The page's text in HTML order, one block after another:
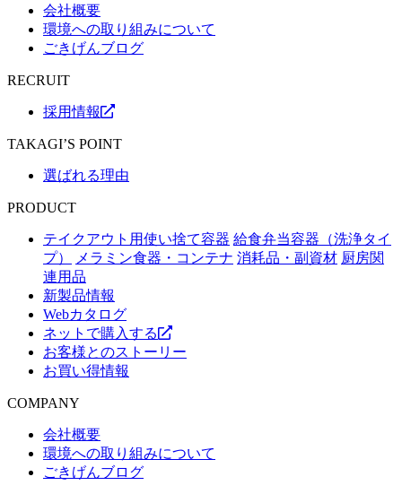
会社概要
環境への取り組みについて
ごきげんブログ
RECRUIT
採用情報
TAKAGI’S POINT
選ばれる理由
PRODUCT
テイクアウト用使い捨て容器 給食弁当容器（洗浄タイ
プ）
メラミン食器・コンテナ 消耗品・副資材 厨房関
連用品
新製品情報
Webカタログ
ネットで購入する
お客様とのストーリー
お買い得情報
COMPANY
会社概要
環境への取り組みについて
ごきげんブログ